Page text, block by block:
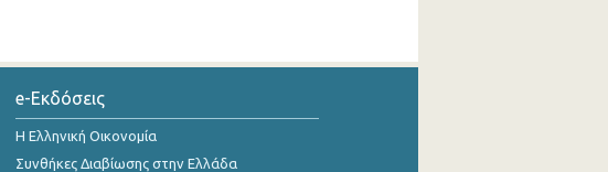
e-Εκδόσεις
Η Ελληνική Οικονομία
Συνθήκες Διαβίωσης στην Ελλάδα